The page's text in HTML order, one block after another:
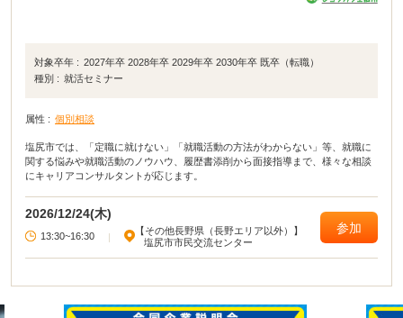
対象卒年 : 2027年卒 2028年卒 2029年卒 2030年卒 既卒（転職）
種別 : 就活セミナー
属性 : 個別相談
塩尻市では、「定職に就けない」「就職活動の方法がわからない」等、就職に
関する悩みや就職活動のノウハウ、履歴書添削から面接指導まで、様々な相談
にキャリアコンサルタントが応じます。
2026/12/24(木)
13:30~16:30 |
【その他長野県（長野エリア以外）】
塩尻市市民交流センター
参加